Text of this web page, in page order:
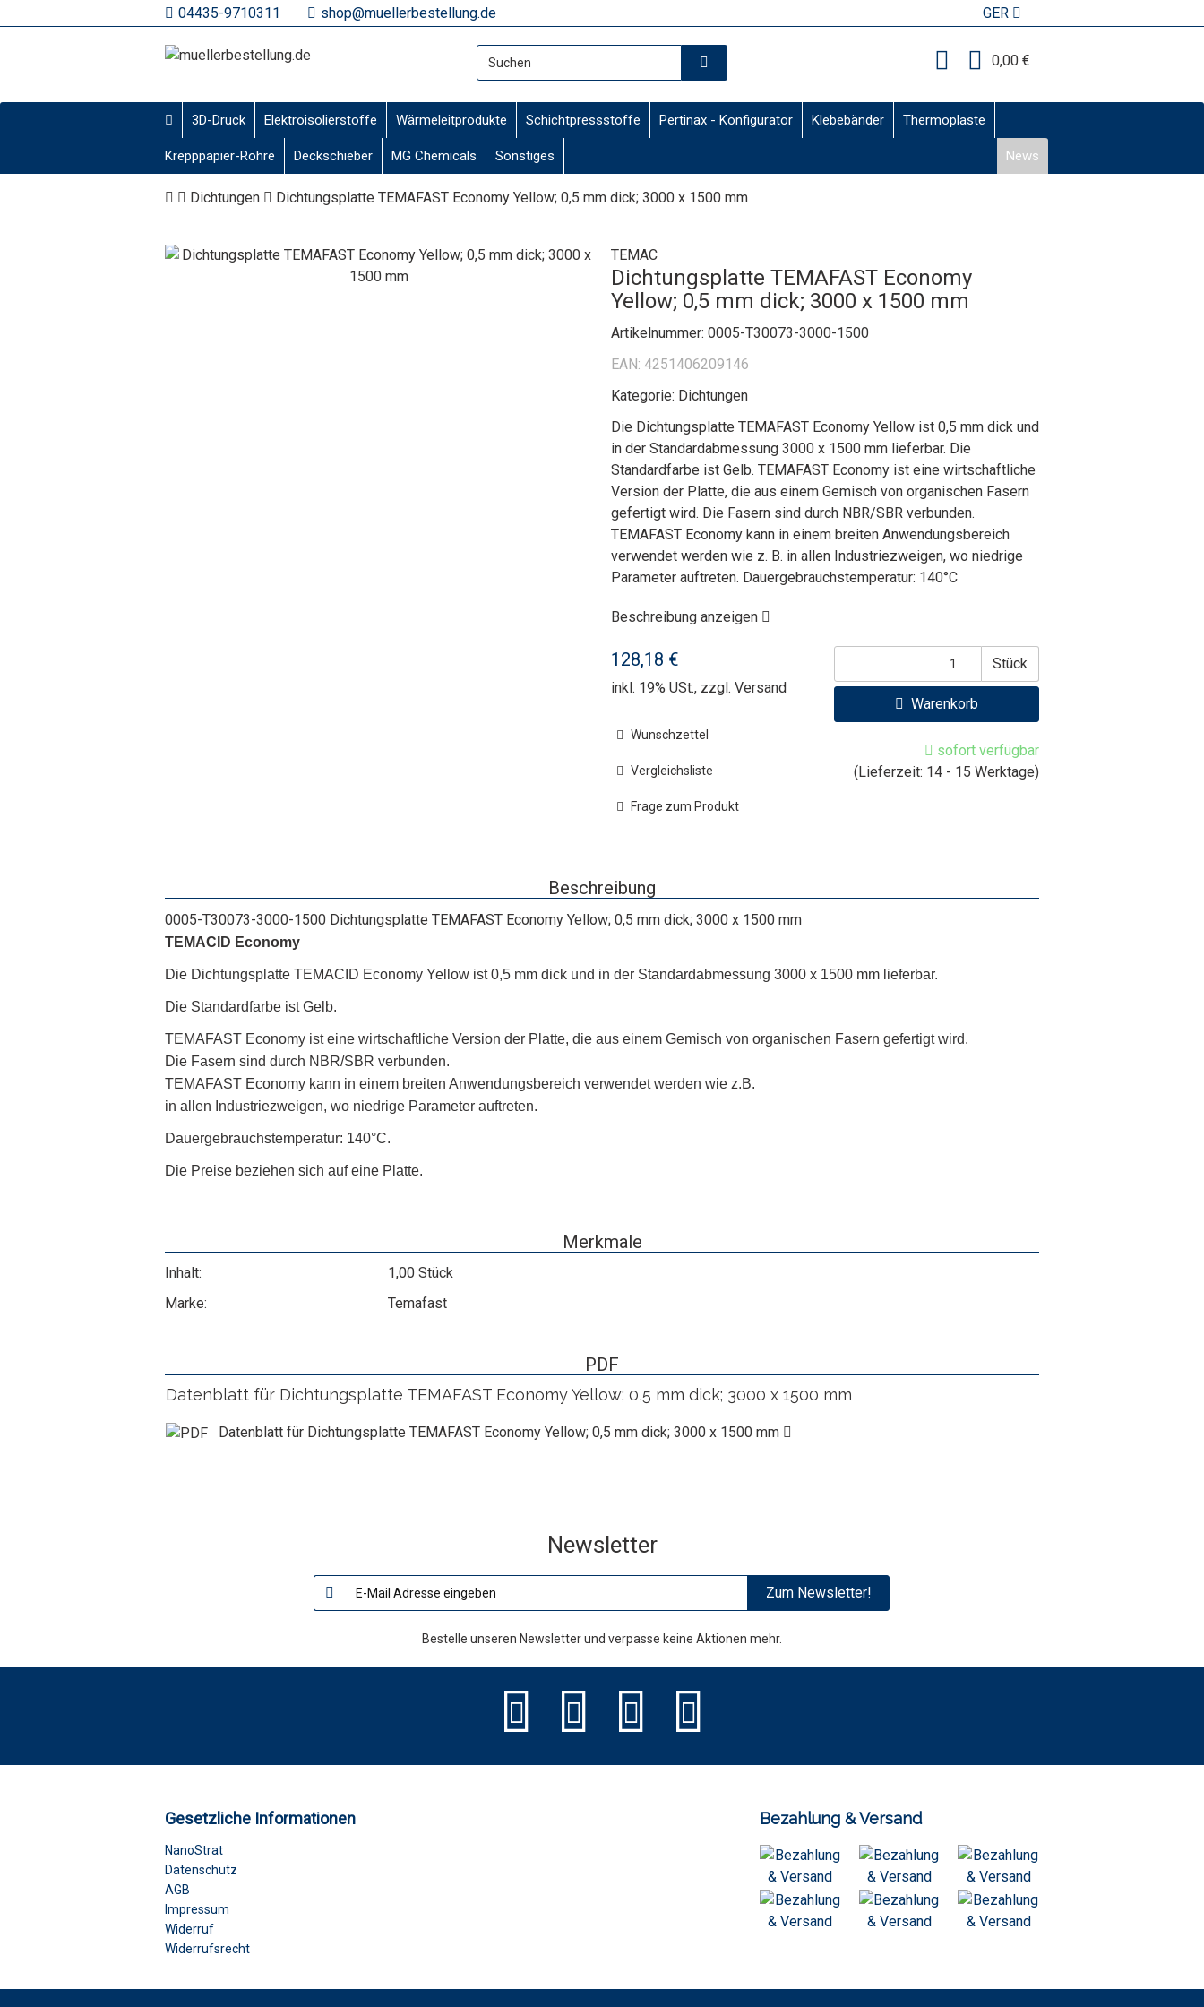
04435-9710311 shop@muellerbestellung.de GER
0,00 €
3D-Druck Elektroisolierstoffe Wärmeleitprodukte Schichtpressstoffe Pertinax - Konfigurator Klebebänder Thermoplaste
Krepppapier-Rohre Deckschieber MG Chemicals Sonstiges News
Dichtungen Dichtungsplatte TEMAFAST Economy Yellow; 0,5 mm dick; 3000 x 1500 mm
TEMAC
Dichtungsplatte TEMAFAST Economy
Yellow; 0,5 mm dick; 3000 x 1500 mm
Artikelnummer: 0005-T30073-3000-1500
EAN: 4251406209146
Kategorie: Dichtungen
Die Dichtungsplatte TEMAFAST Economy Yellow ist 0,5 mm dick und
in der Standardabmessung 3000 x 1500 mm lieferbar. Die
Standardfarbe ist Gelb. TEMAFAST Economy ist eine wirtschaftliche
Version der Platte, die aus einem Gemisch von organischen Fasern
gefertigt wird. Die Fasern sind durch NBR/SBR verbunden.
TEMAFAST Economy kann in einem breiten Anwendungsbereich
verwendet werden wie z. B. in allen Industriezweigen, wo niedrige
Parameter auftreten. Dauergebrauchstemperatur: 140°C
Beschreibung anzeigen
128,18 €
inkl. 19% USt., zzgl. Versand
Wunschzettel
Vergleichsliste
Frage zum Produkt
Stück
Warenkorb
sofort verfügbar
(Lieferzeit: 14 - 15 Werktage)
Beschreibung
0005-T30073-3000-1500 Dichtungsplatte TEMAFAST Economy Yellow; 0,5 mm dick; 3000 x 1500 mm
TEMACID Economy
Die Dichtungsplatte TEMACID Economy Yellow ist 0,5 mm dick und in der Standardabmessung 3000 x 1500 mm lieferbar.
Die Standardfarbe ist Gelb.
TEMAFAST Economy ist eine wirtschaftliche Version der Platte, die aus einem Gemisch von organischen Fasern gefertigt wird.
Die Fasern sind durch NBR/SBR verbunden.
TEMAFAST Economy kann in einem breiten Anwendungsbereich verwendet werden wie z.B.
in allen Industriezweigen, wo niedrige Parameter auftreten.
Dauergebrauchstemperatur: 140°C.
Die Preise beziehen sich auf eine Platte.
Merkmale
Inhalt:
1,00 Stück
Marke:
Temafast
PDF
Datenblatt für Dichtungsplatte TEMAFAST Economy Yellow; 0,5 mm dick; 3000 x 1500 mm
Datenblatt für Dichtungsplatte TEMAFAST Economy Yellow; 0,5 mm dick; 3000 x 1500 mm
Newsletter
Zum Newsletter!
Bestelle unseren Newsletter und verpasse keine Aktionen mehr.
Gesetzliche Informationen
NanoStrat
Datenschutz
AGB
Impressum
Widerruf
Widerrufsrecht
Bezahlung & Versand